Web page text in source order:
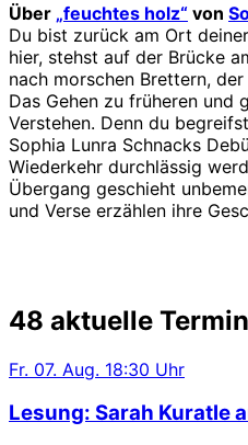
Über „feuchtes holz“ von
Du bist zurück am Ort
hier, stehst auf der Brücke
nach morschen Brettern,
Das Gehen zu früheren und
Verstehen. Denn du
Sophia Lunra Schnacks
Wiederkehr durchlässig
Übergang geschieht
und Verse erzählen ihre
48 aktuelle
Fr. 07. Aug. 18:30 Uhr
Lesung: Sarah Kuratle